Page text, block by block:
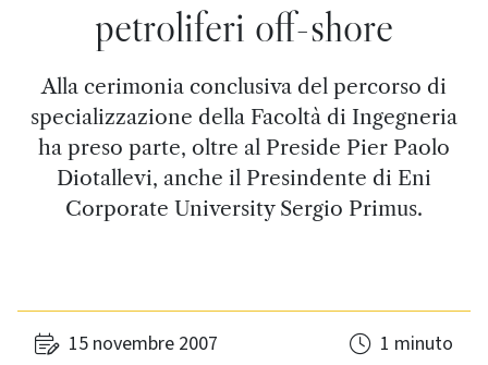
petroliferi off-shore
Alla cerimonia conclusiva del percorso di
specializzazione della Facoltà di Ingegneria
ha preso parte, oltre al Preside Pier Paolo
Diotallevi, anche il Presindente di Eni
Corporate University Sergio Primus.
15 novembre 2007 1 minuto